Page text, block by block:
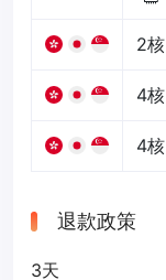
2核
4核
4核
退款政策
3天